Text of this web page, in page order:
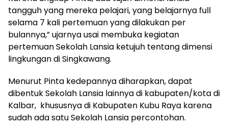
tangguh yang mereka pelajari, yang belajarnya full
selama 7 kali pertemuan yang dilakukan per
bulannya,” ujarnya usai membuka kegiatan
pertemuan Sekolah Lansia ketujuh tentang dimensi
lingkungan di Singkawang.
Menurut Pinta kedepannya diharapkan, dapat
dibentuk Sekolah Lansia lainnya di kabupaten/kota di
Kalbar, khususnya di Kabupaten Kubu Raya karena
sudah ada satu Sekolah Lansia percontohan.